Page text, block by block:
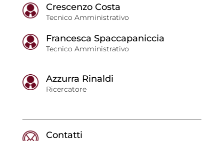
Crescenzo Costa
Tecnico Amministrativo
Francesca Spaccapaniccia
Tecnico Amministrativo
Azzurra Rinaldi
Ricercatore
Contatti